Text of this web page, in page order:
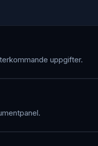
uppgifter.